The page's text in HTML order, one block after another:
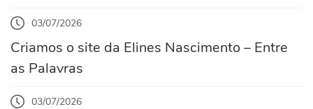
03/07/2026
Criamos o site da Elines Nascimento – Entre
as Palavras
03/07/2026